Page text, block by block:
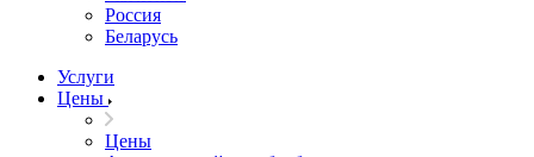
Россия
Беларусь
Услуги
Цены
Цены